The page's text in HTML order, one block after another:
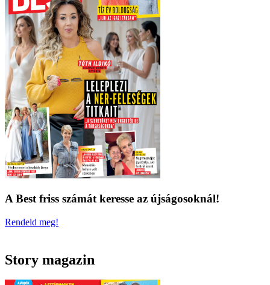
A Best friss számát keresse az újságosoknál!
Rendeld meg!
Story magazin